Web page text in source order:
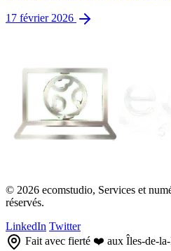
17 février 2026
© 2026 ecomstudio, Services et
réservés.
LinkedIn Twitter
Fait avec fierté ❤️ aux Îles-de-